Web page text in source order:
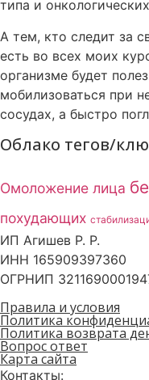
типа и
А тем, кто следит за
есть во всех моих
организме будет
мобилизоваться при
сосудах, а быстро
Облако тегов/
Омоложение лица
похудающих
ИП Агишев Р. Р.
ИНН 165909397360
ОГРНИП
Правила и условия
Политика
Политика возврата
Вопрос ответ
Карта сайта
Контакты: